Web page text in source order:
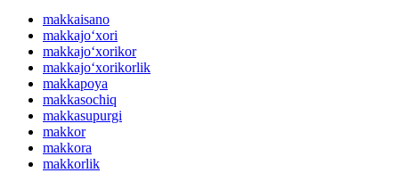
makkaisano
makkajo‘xori
makkajo‘xorikor
makkajo‘xorikorlik
makkapoya
makkasochiq
makkasupurgi
makkor
makkora
makkorlik